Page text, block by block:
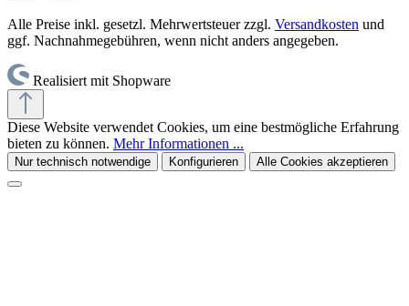
Alle Preise inkl. gesetzl. Mehrwertsteuer zzgl. Versandkosten und
ggf. Nachnahmegebühren, wenn nicht anders angegeben.
Realisiert mit Shopware
Diese Website verwendet Cookies, um eine bestmögliche Erfahrung
bieten zu können. Mehr Informationen ...
Nur technisch notwendige Konfigurieren Alle Cookies akzeptieren